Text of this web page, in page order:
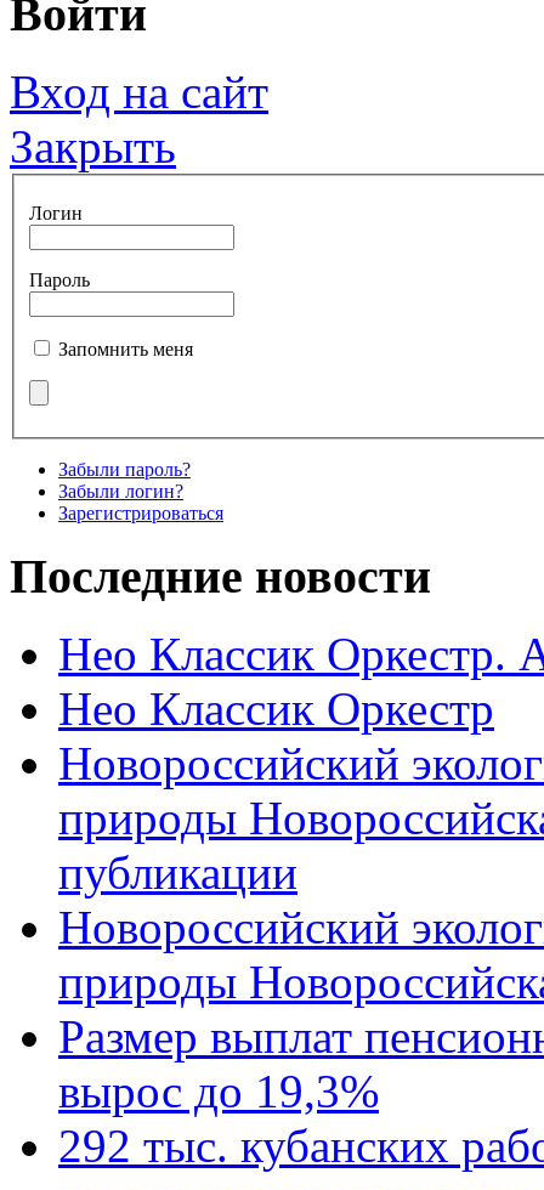
Войти
Вход на сайт
Закрыть
Логин
Пароль
Запомнить меня
Забыли пароль?
Забыли логин?
Зарегистрироваться
Последние новости
Нео Классик Оркестр.
Нео Классик Оркестр
Новороссийский
природы
публикации
Новороссийский
природы
Размер выплат
вырос до 19,3%
292 тыс. кубанских